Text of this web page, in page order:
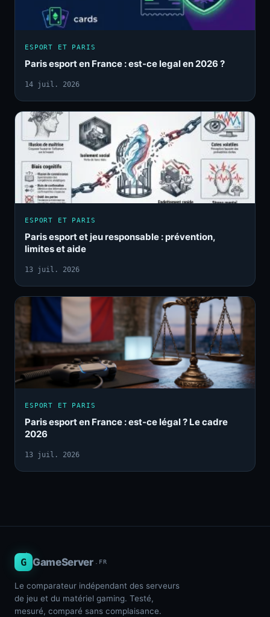
ESPORT ET PARIS
Paris esport en France : est-ce legal en 2026 ?
14 juil. 2026
ESPORT ET PARIS
Paris esport et jeu responsable : prévention,
limites et aide
13 juil. 2026
ESPORT ET PARIS
Paris esport en France : est-ce légal ? Le cadre
2026
13 juil. 2026
G GameServer .FR
Le comparateur indépendant des serveurs
de jeu et du matériel gaming. Testé,
mesuré, comparé sans complaisance.